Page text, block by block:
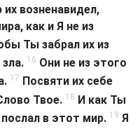
возненавидел,
как и Я не из
Ты забрал их из
16 Они не из этого
17 Посвяти их себе
Твое. 18 И как Ты
в этот мир. 19 Я